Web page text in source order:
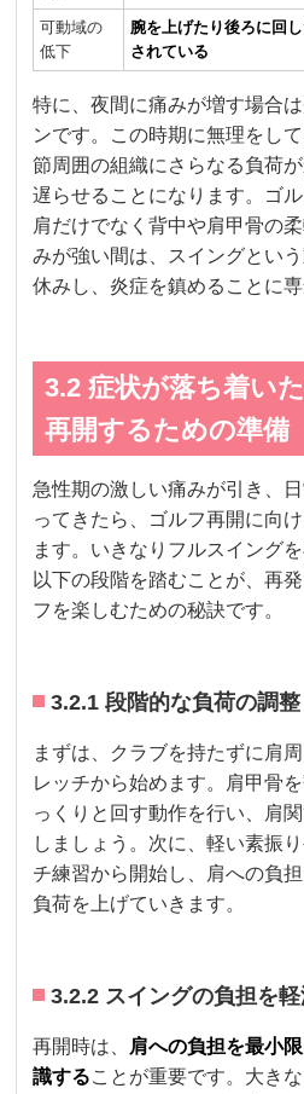
可動域の
低下
腕を上げたり後ろに回
されている
特に、夜間に痛みが増す場合
ンです。この時期に無理をし
節周囲の組織にさらなる負荷
遅らせることになります。ゴ
肩だけでなく背中や肩甲骨の
みが強い間は、スイングとい
休みし、炎症を鎮めることに専
3.2 症状が落ち着い
再開するための準備
急性期の激しい痛みが引き、
ってきたら、ゴルフ再開に向
ます。いきなりフルスイング
以下の段階を踏むことが、再
フを楽しむための秘訣です。
3.2.1 段階的な負荷の調整
まずは、クラブを持たずに肩
レッチから始めます。肩甲骨
っくりと回す動作を行い、肩
しましょう。次に、軽い素振
チ練習から開始し、肩への負
負荷を上げていきます。
3.2.2 スイングの負担を
再開時は、
肩への負担を最小
識することが重要です。大き